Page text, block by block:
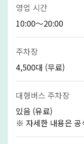
영업 시간
10:00～20:00
주차장
4,500대 (무료)
대형버스 주차장
있음 (유료)
※ 자세한 내용은 공